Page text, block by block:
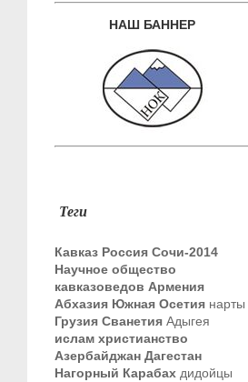
НАШ БАННЕР
Теги
Кавказ Россия Сочи-2014
Научное общество
кавказоведов Армения
Абхазия Южная Осетия нарты
Грузия Сванетия Адыгея
ислам христианство
Азербайджан Дагестан
Нагорный Карабах дидойцы